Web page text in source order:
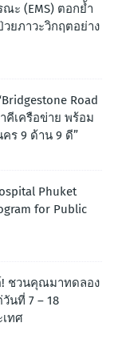
ะ (EMS) ตอกย้ำ
ยภาวะวิกฤตอย่าง
Road
คีเครือข่าย พร้อม
ร 9 ด้าน 9 ดี”
Phuket
for Public
ชวนคุณมาทดลอง
นที่ 7 – 18
ทศ